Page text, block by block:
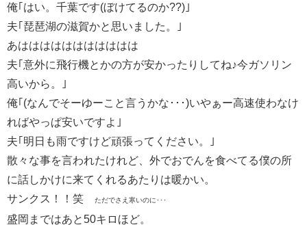
俺｢はい。千葉です(ぼけてるのか??)｣
夫｢琵琶湖の滋賀かと思いました。｣
あははははははははははは
夫｢意外に飛行機とかの方が安かったりしてね♪今ガソリン
高いから。｣
俺｢(なんでそーゆーこと言うかな･･･)いやぁー高速使わなけ
ればやっぱ安いですよ｣
夫｢明日も雨ですけど頑張ってください。｣
散々な事を言われたけれど、外でおでんを食べてる僕の所
に話しかけに来てくれるあたりは暖かい。
サンクス！！笑
ただでさえ寒いのに･･･
盛岡まではあと50キロほど。